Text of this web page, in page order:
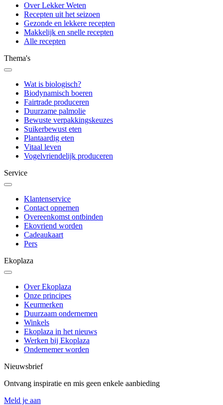
Over Lekker Weten
Recepten uit het seizoen
Gezonde en lekkere recepten
Makkelijk en snelle recepten
Alle recepten
Thema's
Wat is biologisch?
Biodynamisch boeren
Fairtrade produceren
Duurzame palmolie
Bewuste verpakkingskeuzes
Suikerbewust eten
Plantaardig eten
Vitaal leven
Vogelvriendelijk produceren
Service
Klantenservice
Contact opnemen
Overeenkomst ontbinden
Ekovriend worden
Cadeaukaart
Pers
Ekoplaza
Over Ekoplaza
Onze principes
Keurmerken
Duurzaam ondernemen
Winkels
Ekoplaza in het nieuws
Werken bij Ekoplaza
Ondernemer worden
Nieuwsbrief
Ontvang inspiratie en mis geen enkele aanbieding
Meld je aan